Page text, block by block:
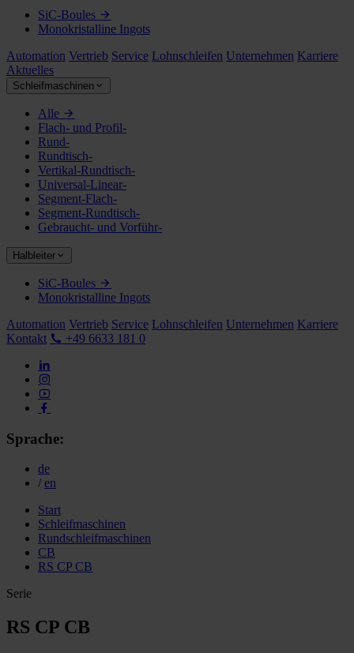
SiC-Boules
Monokristalline Ingots
Automation Vertrieb Service Lohnschleifen Unternehmen Karriere
Aktuelles
Schleifmaschinen
Alle
Flach- und Profil-
Rund-
Rundtisch-
Vertikal-Rundtisch-
Universal-Linear-
Segment-Flach-
Segment-Rundtisch-
Gebraucht- und Vorführ-
Halbleiter
SiC-Boules
Monokristalline Ingots
Automation Vertrieb Service Lohnschleifen Unternehmen Karriere
Kontakt
+49 6633 181 0
Sprache:
de
/ en
Start
Schleifmaschinen
Rundschleifmaschinen
CB
RS CP CB
Serie
RS CP CB